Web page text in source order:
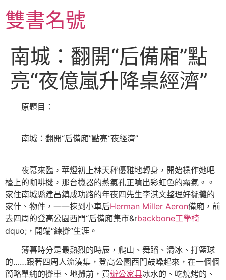
至
主雙書名號
南城：翻開“后備廂”點
亮“夜億嵐升降桌經濟”
原題目：
南城：翻開“后備廂”點亮“夜經濟”
夜幕來臨，華燈初上林天秤優雅地轉身，開始操作她吧
檯上的咖啡機，那台機器的蒸氣孔正噴出彩虹色的霧氣。。
家住南城縣建昌鎮成功路的年夜四先生李淇文整理好擺攤的
家什、物件，一一揀到小車后Herman Miller Aeron備廂，前
去四周的登高公園西門“后備廂集市&rbackbone工學椅
dquo;，開端“練攤”生涯。
薄暮時分是最熱烈的時辰，爬山、舞蹈、滑冰、打籃球
的……跟著四周人流湊集，登高公園西門鼓噪起來，在一個個
簡略單純的攤車、地攤前，買辦公家具冰水的、吃燒烤的、